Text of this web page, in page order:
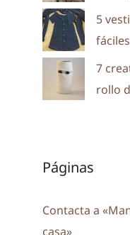
5
7
rollo
Páginas
Contacta a
casa»